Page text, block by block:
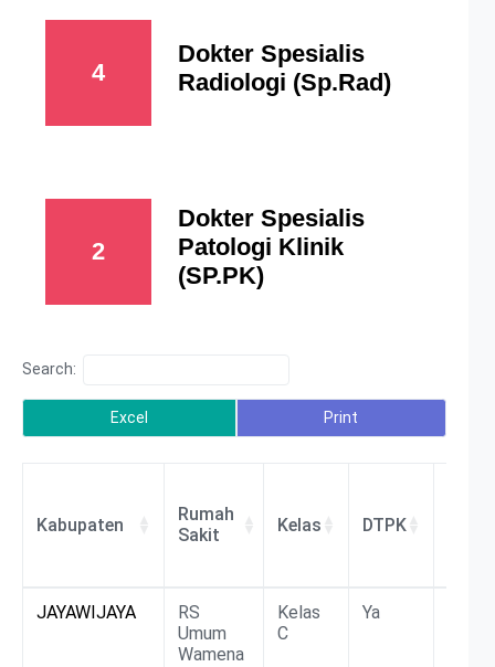
4
Dokter Spesialis
Radiologi (Sp.Rad)
2
Dokter Spesialis
Patologi Klinik
(SP.PK)
Search:
Excel Print
Kabupaten
Rumah
Sakit
Kelas DTPK
Kabupaten
Sakit
Kelas DTPK
JAYAWIJAYA
RS
Umum
Wamena
Kelas
C
Ya